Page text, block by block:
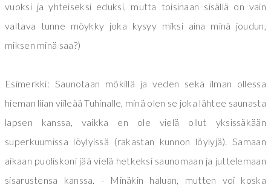
vuoksi ja yhteiseksi eduksi, mutta toisinaan sisällä on vain
valtava tunne möykky joka kysyy miksi aina minä joudun,
miksen minä saa?)
Esimerkki: Saunotaan mökillä ja veden sekä ilman ollessa
hieman liian viileää Tuhinalle, minä olen se joka lähtee saunasta
lapsen kanssa, vaikka en ole vielä ollut yksissäkään
superkuumissa löylyissä (rakastan kunnon löylyjä). Samaan
aikaan puoliskoni jää vielä hetkeksi saunomaan ja juttelemaan
sisarustensa kanssa. - Minäkin haluan, mutten voi koska